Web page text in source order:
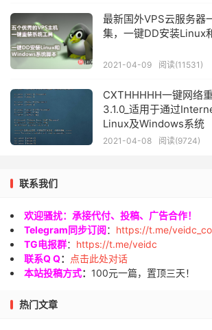
最新国外VPS云服务器
集，一键DD安装Linux
2021-04-09 阅读(11531)
CXTHHHHH一键网络
3.1.0_适用于通过
Linux及Windows系统
2021-04-08 阅读(9724)
联系我们
欢迎骚扰：承接代付、投稿、广告合作！
Telegram同步订阅： https://t.me/
TG电报群： https://t.me/veidc
联系Q Q：
点击此处对话
本站投稿方式： 100元一篇，置顶三天！
热门文章